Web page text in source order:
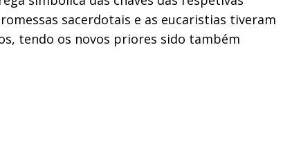
sacerdotais e as eucaristias tiveram
tendo os novos priores sido também